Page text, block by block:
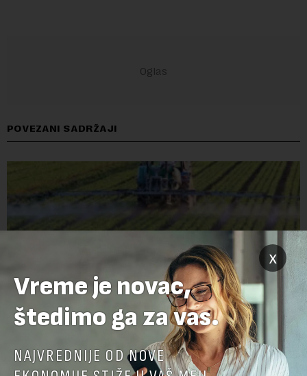
POVEZANI SADRŽAJI
Ministarstvo: EK potvrdila da je Srbija unapredila
kontrolu hrane biljnog porekla
x
Vreme je novac,
štedimo ga za vas.
NAJVREDNIJE OD NOVE